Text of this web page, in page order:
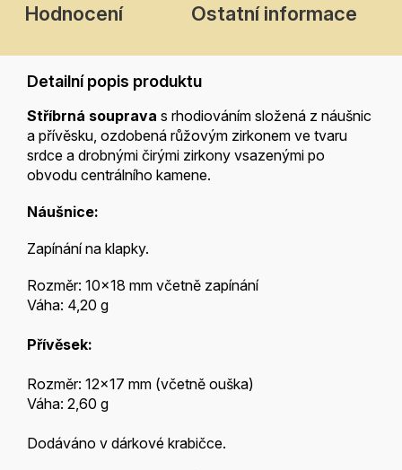
Hodnocení Ostatní informace
Detailní popis produktu
Stříbrná souprava s rhodiováním složená z náušnic
a přívěsku, ozdobená růžovým zirkonem ve tvaru
srdce a drobnými čirými zirkony vsazenými po
obvodu centrálního kamene.
Náušnice:
Zapínání na klapky.
Rozměr: 10x18 mm včetně zapínání
Váha: 4,20 g
Přívěsek:
Rozměr: 12x17 mm (včetně ouška)
Váha: 2,60 g
Dodáváno v dárkové krabičce.